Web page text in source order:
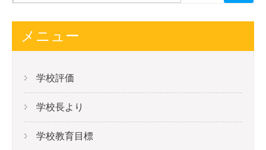
メニュー
学校評価
学校長より
学校教育目標